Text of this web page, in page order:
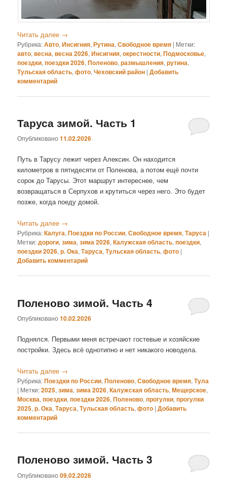
Читать далее →
Рубрика:Авто,Инсигния,Рутина,Свободное время | Метки:
авто,весна,весна 2026,Инсигния,окрестности,Подмосковье,
поездки,поездки 2026,Поленово,размышления,рутина,
Тульская область,фото,Чеховский район |Добавить
комментарий
Таруса зимой. Часть 1
Опубликовано11.02.2026
Путь в Тарусу лежит через Алексин. Он находится
километров в пятидесяти от Поленова, а потом ещё почти
сорок до Тарусы. Этот маршрут интереснее, чем
возвращаться в Серпухов и крутиться через него. Это будет
позже, когда поеду домой.
Читать далее →
Рубрика:Калуга,Поездки по России,Свободное время,Таруса |
Метки:дороги,зима,зима 2026,Калужская область,поездки,
поездки 2026,р. Ока,Таруса,Тульская область,фото |
Добавить комментарий
Поленово зимой. Часть 4
Опубликовано10.02.2026
Поднялся. Первыми меня встречают гостевые и хозяйские
постройки. Здесь всё однотипно и нет никакого новодела.
Читать далее →
Рубрика:Поездки по России,Поленово,Свободное время,Тула
| Метки:2025,зима,зима 2026,Калужская область,Мещерское,
Москва,поездки,поездки 2026,Поленово,прогулки,прогулки
2025,р. Ока,Таруса,Тульская область,фото |Добавить
комментарий
Поленово зимой. Часть 3
Опубликовано09.02.2026